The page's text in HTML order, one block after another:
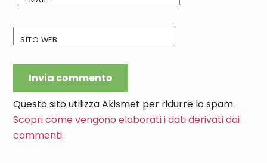
SITO WEB
Questo sito utilizza Akismet per ridurre lo spam.
Scopri come vengono elaborati i dati derivati dai
commenti.